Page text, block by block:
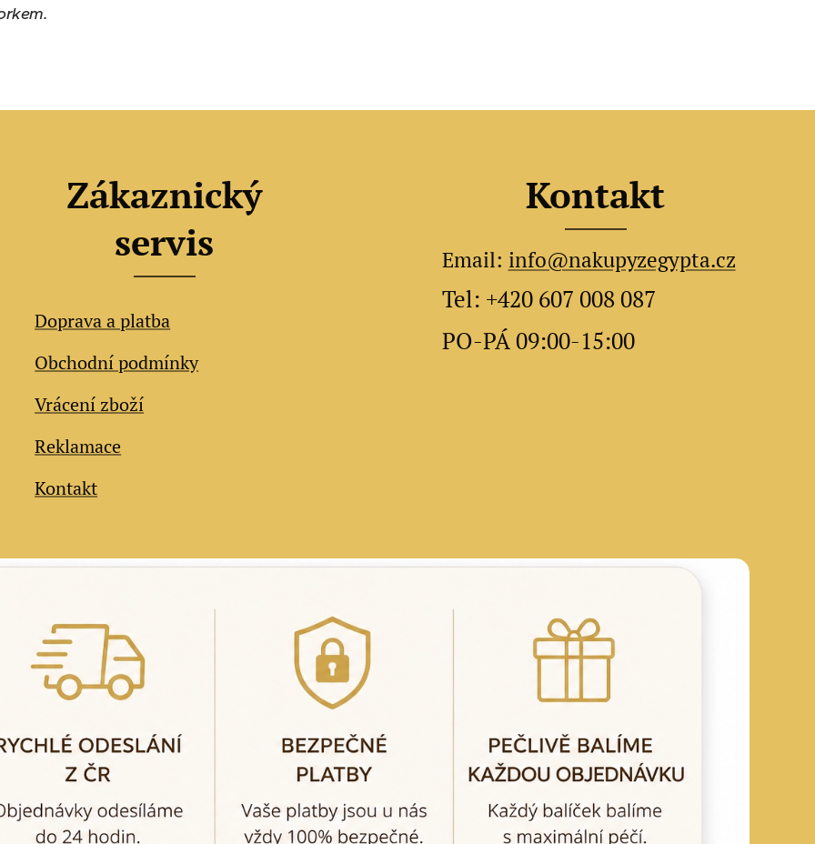
Zákaznický
servis
Doprava a platba
Obchodní podmínky
Vrácení zboží
Reklamace
Kontakt
Kontakt
Email: info@nakupyzegypta.cz
Tel: +420 607 008 087
PO-PÁ 09:00-15:00